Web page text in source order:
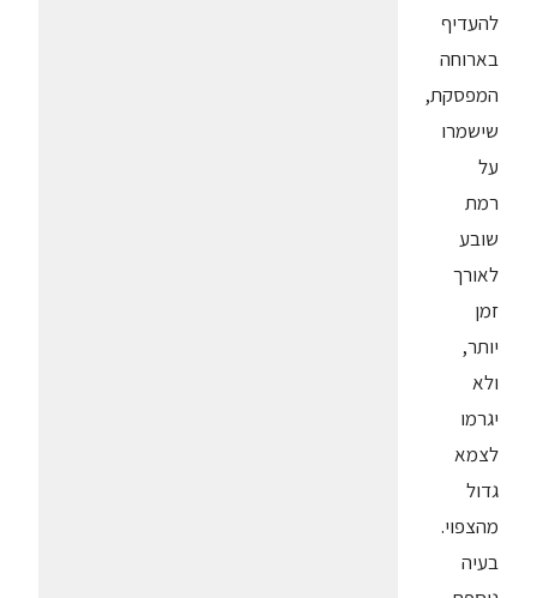
להעדיף
בארוחה
המפסקת,
שישמרו
על
רמת
שובע
לאורך
זמן
יותר,
ולא
יגרמו
לצמא
גדול
מהצפוי.
בעיה